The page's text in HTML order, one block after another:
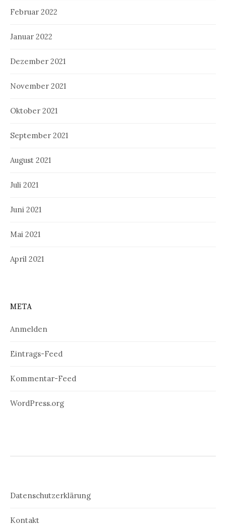
Februar 2022
Januar 2022
Dezember 2021
November 2021
Oktober 2021
September 2021
August 2021
Juli 2021
Juni 2021
Mai 2021
April 2021
META
Anmelden
Eintrags-Feed
Kommentar-Feed
WordPress.org
Datenschutzerklärung
Kontakt